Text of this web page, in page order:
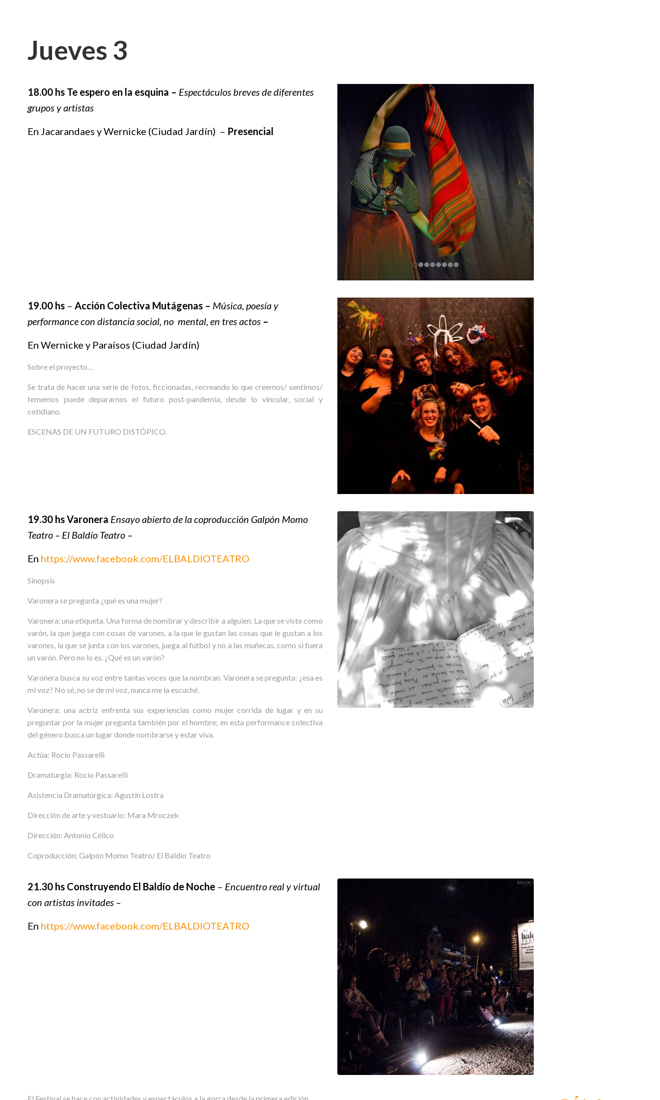
Jueves 3
18.00 hs Te espero en la esquina – Espectáculos breves de diferentes
grupos y artistas
En Jacarandaes y Wernicke (Ciudad Jardín) – Presencial
19.00 hs – Acción Colectiva Mutágenas – Música, poesía y
performance con distancia social, no mental, en tres actos –
En Wernicke y Paraísos (Ciudad Jardín)
Sobre el proyecto…
Se trata de hacer una serie de fotos, ficcionadas, recreando lo que creemos/ sentimos/
tememos puede depararnos el futuro post-pandemia, desde lo vincular, social y
cotidiano.
ESCENAS DE UN FUTURO DISTÓPICO.
19.30 hsVaronera Ensayo abierto de la coproducción Galpón Momo
Teatro – El Baldío Teatro –
En https://www.facebook.com/ELBALDIOTEATRO
Sinopsis
Varonera se pregunta ¿qué es una mujer?
Varonera: una etiqueta. Una forma de nombrar y describir a alguien. La que se viste como
varón, la que juega con cosas de varones, a la que le gustan las cosas que le gustan a los
varones, la que se junta con los varones, juega al futbol y no a las muñecas, como si fuera
un varón. Pero no lo es. ¿Qué es un varón?
Varonera busca su voz entre tantas voces que la nombran. Varonera se pregunta: ¿esa es
mi voz? No sé, no se de mi voz, nunca me la escuché.
Varonera: una actriz enfrenta sus experiencias como mujer corrida de lugar y en su
preguntar por la mujer pregunta también por el hombre; en esta performance colectiva
del género busca un lugar donde nombrarse y estar viva.
Actúa: Rocío Passarelli
Dramaturgia: Rocío Passarelli
Asistencia Dramatúrgica: Agustín Lostra
Dirección de arte y vestuario: Mara Mroczek
Dirección: Antonio Célico
Coproducción: Galpón Momo Teatro/ El Baldío Teatro
21.30 hs Construyendo El Baldío de Noche – Encuentro real y virtual
con artistas invitades –
En https://www.facebook.com/ELBALDIOTEATRO